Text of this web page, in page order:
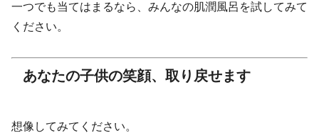
一つでも当てはまるなら、みんなの肌潤風呂を試してみて
ください。
あなたの子供の笑顔、取り戻せます
想像してみてください。